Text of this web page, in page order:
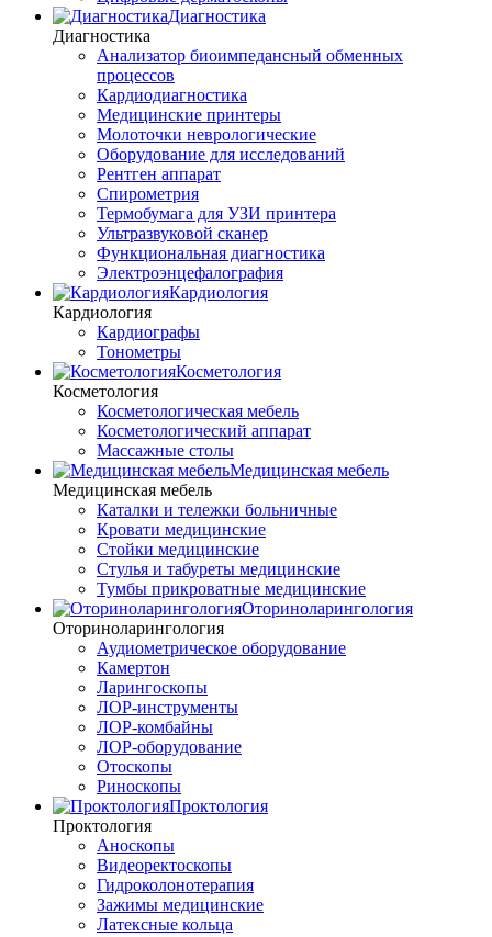
Диагностика
Диагностика
Анализатор биоимпедансный обменных
процессов
Кардиодиагностика
Медицинские принтеры
Молоточки неврологические
Оборудование для исследований
Рентген аппарат
Спирометрия
Термобумага для УЗИ принтера
Ультразвуковой сканер
Функциональная диагностика
Электроэнцефалография
Кардиология
Кардиология
Кардиографы
Тонометры
Косметология
Косметология
Косметологическая мебель
Косметологический аппарат
Массажные столы
Медицинская мебель
Медицинская мебель
Каталки и тележки больничные
Кровати медицинские
Стойки медицинские
Стулья и табуреты медицинские
Тумбы прикроватные медицинские
Оториноларингология
Оториноларингология
Аудиометрическое оборудование
Камертон
Ларингоскопы
ЛОР-инструменты
ЛОР-комбайны
ЛОР-оборудование
Отоскопы
Риноскопы
Проктология
Проктология
Аноскопы
Видеоректоскопы
Гидроколонотерапия
Зажимы медицинские
Латексные кольца